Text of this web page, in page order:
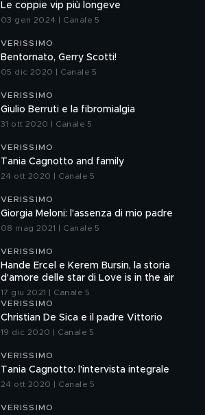
Le coppie vip più longeve
03 gen 2024 | Canale 5
VERISSIMO
Bentornato, Gerry Scotti!
05 dic 2020 | Canale 5
VERISSIMO
Giulio Berruti e la fibromialgia
31 ott 2020 | Canale 5
VERISSIMO
Tania Cagnotto and family
24 ott 2020 | Canale 5
VERISSIMO
Giorgia Meloni: l'assenza di mio padre
08 mag 2021 | Canale 5
VERISSIMO
Hande Ercel e Kerem Bursin, la storia
d'amore delle star di Love is in the air
17 giu 2021 | Canale 5
VERISSIMO
Christian De Sica e il padre Vittorio
19 dic 2020 | Canale 5
VERISSIMO
Tania Cagnotto: l'intervista integrale
24 ott 2020 | Canale 5
VERISSIMO